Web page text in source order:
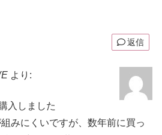
返信
より:
入しました
みにくいですが、数年前に買っ